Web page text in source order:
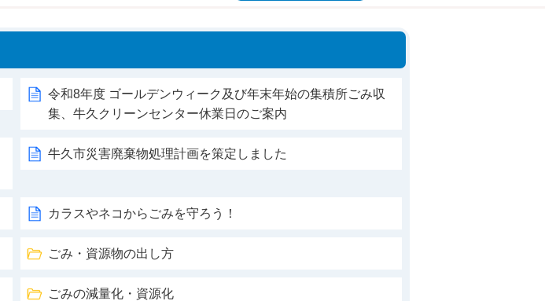
令和8年度 ゴールデンウィーク及び年末年始の集積所ごみ収
集、牛久クリーンセンター休業日のご案内
牛久市災害廃棄物処理計画を策定しました
カラスやネコからごみを守ろう！
ごみ・資源物の出し方
ごみの減量化・資源化